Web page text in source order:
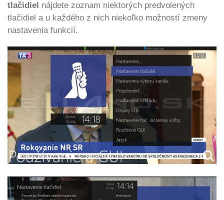
tlačidiel nájdete zoznam niektorých predvolených
tlačidiel a u každého z nich niekoľko možností zmeny
nastavenia funkcií.